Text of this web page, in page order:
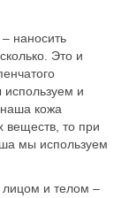
наносить
Это и
и
наша кожа
веществ, то при
мы используем
лицом и телом –